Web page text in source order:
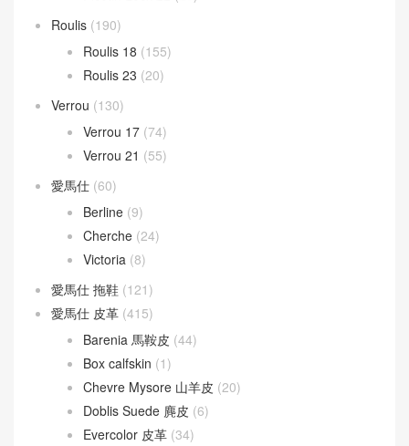
Mosaique (8)
Picotin Lock (231)
Picotin Lock 22
Roulis (190)
Roulis 23
Verrou(130)
Verrou 17(74)
愛馬仕 (60)
Berline(9)
Cherche(24)
Victoria (8)
愛馬仕 拖鞋 (121)
愛馬仕 皮革(415)